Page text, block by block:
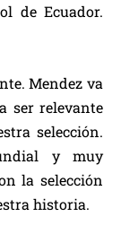
de Ecuador.
Mendez va
ser relevante
selección.
y muy
la selección
historia.